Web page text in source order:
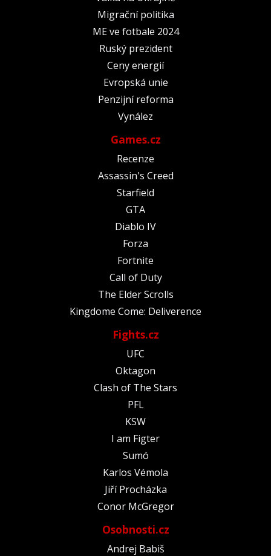
Migrační politika
ME ve fotbale 2024
Ruský prezident
Ceny energií
Evropská unie
Penzijní reforma
Vynález
Games.cz
Recenze
Assassin's Creed
Starfield
GTA
Diablo IV
Forza
Fortnite
Call of Duty
The Elder Scrolls
Kingdome Come: Deliverence
Fights.cz
UFC
Oktagon
Clash of The Stars
PFL
KSW
I am Figter
Sumó
Karlos Vémola
Jiří Procházka
Conor McGregor
Osobnosti.cz
Andrej Babiš